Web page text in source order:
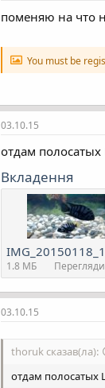
поменяю на что
You must be
03.10.15
отдам
Вкладення
1.8 MБ
03.10.15
thoruk сказав(ла):
отдам полосатых